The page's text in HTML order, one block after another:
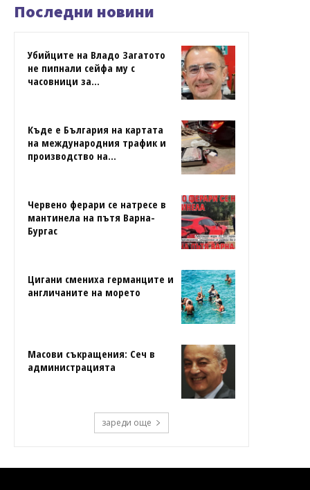
Последни новини
Убийците на Владо Загатото
не пипнали сейфа му с
часовници за...
Къде е България на картата
на международния трафик и
производство на...
Червено ферари се натресе в
мантинела на пътя Варна-
Бургас
Цигани смениха германците и
англичаните на морето
Масови съкращения: Сеч в
администрацията
зареди още